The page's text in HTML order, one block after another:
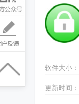
软件大小：
更新时间：